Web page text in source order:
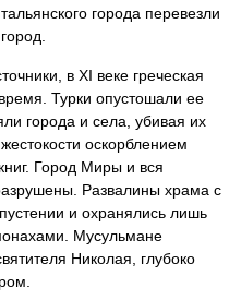
города перевезли
в ХI веке греческая
Турки опустошали ее
города и села, убивая их
оскорблением
Город Миры и вся
Развалины храма с
и охранялись лишь
Мусульмане
Николая, глубоко